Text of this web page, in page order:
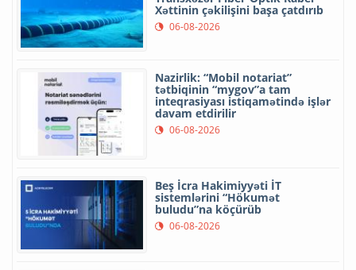
Xəttinin çəkilişini başa çatdırıb
06-08-2026
Nazirlik: “Mobil notariat”
tətbiqinin “mygov”a tam
inteqrasiyası istiqamətində işlər
davam etdirilir
06-08-2026
Beş İcra Hakimiyyəti İT
sistemlərini “Hökumət
buludu”na köçürüb
06-08-2026